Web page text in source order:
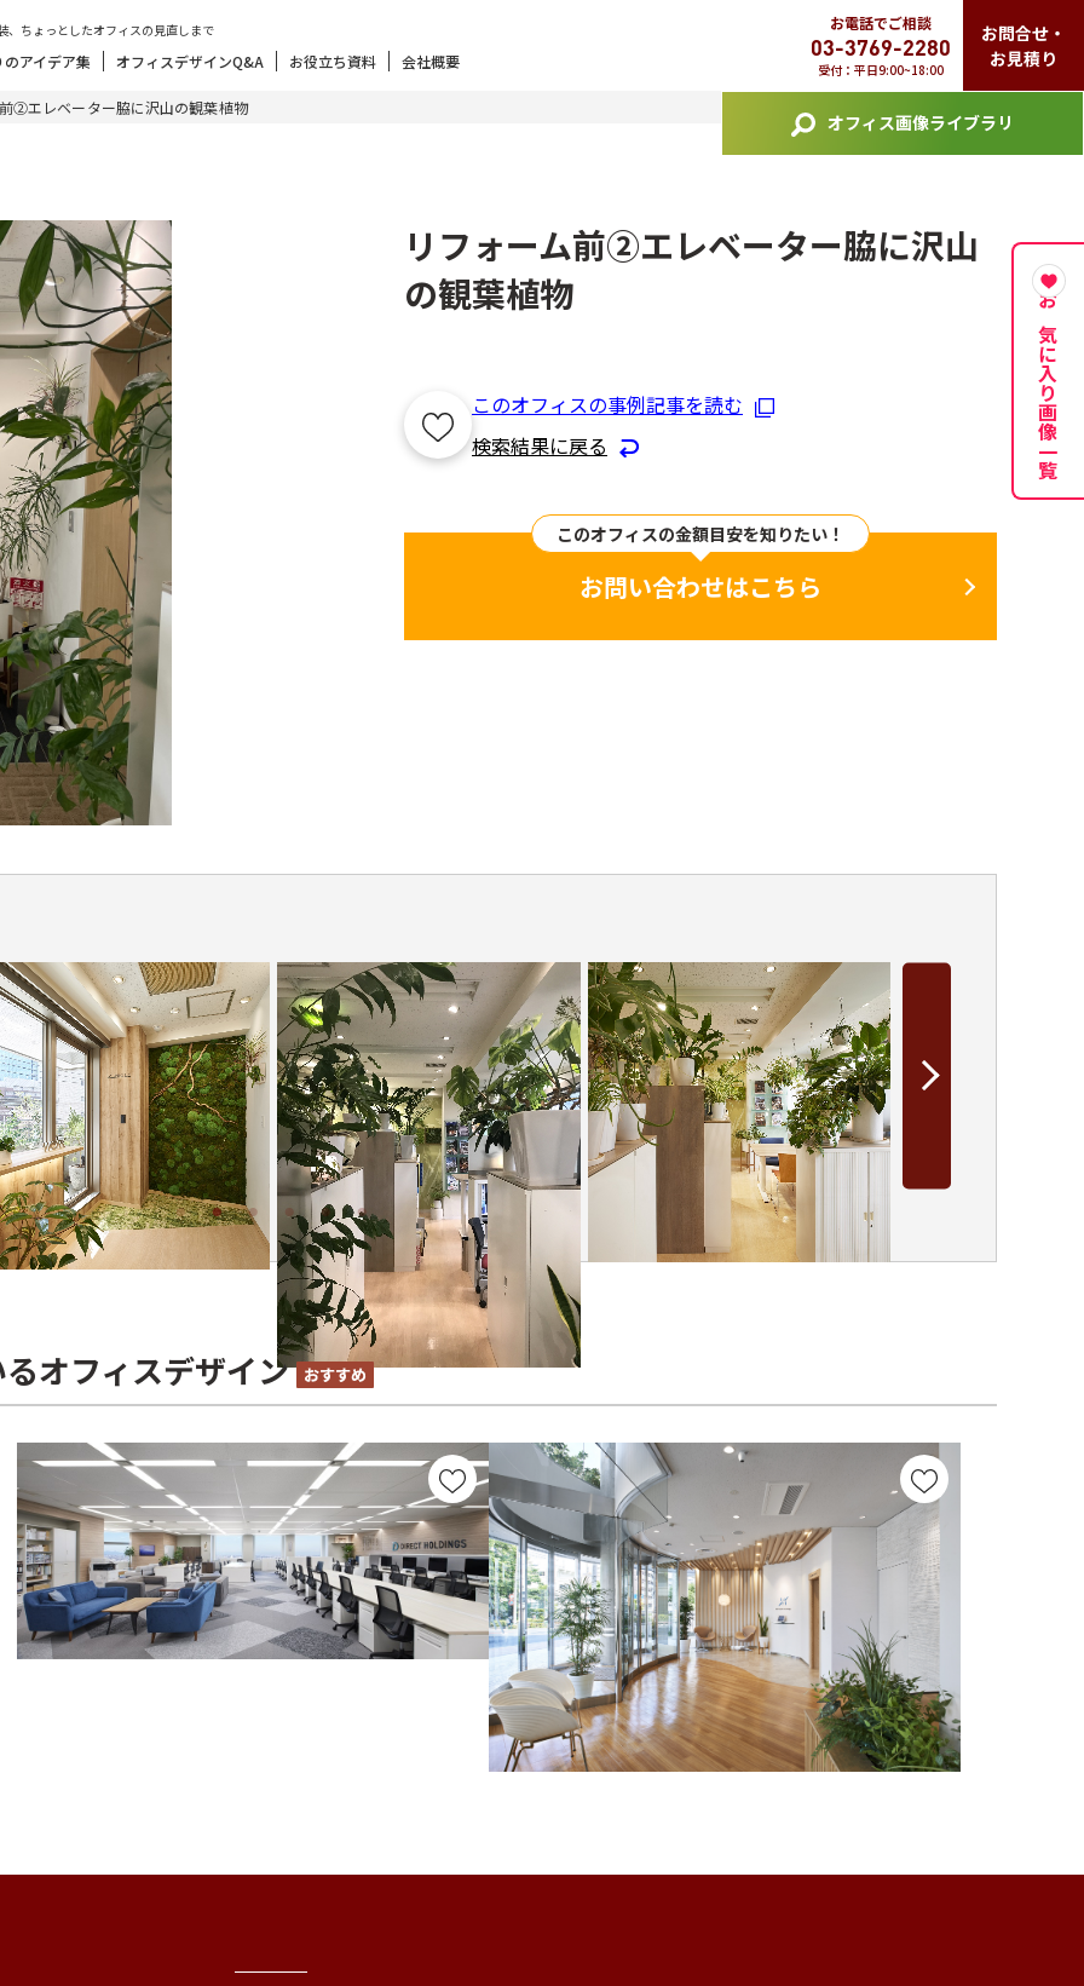
、ちょっとしたオフィスの見直しまで
アイデア集 オフィスデザインQ&A お役立ち資料 会社概要
お電話でご相談
03-3769-2280
受付：平日9:00~18:00
お問合せ・
お見積り
オフィス画像ライブラリ
②エレベーター脇に沢山の観葉植物
リフォーム前②エレベーター脇に沢山
の観葉植物
このオフィスの事例記事を読む
検索結果に戻る
このオフィスの金額目安を知りたい！
お問い合わせはこちら
オフィスデザイン
お気に入り画像一覧